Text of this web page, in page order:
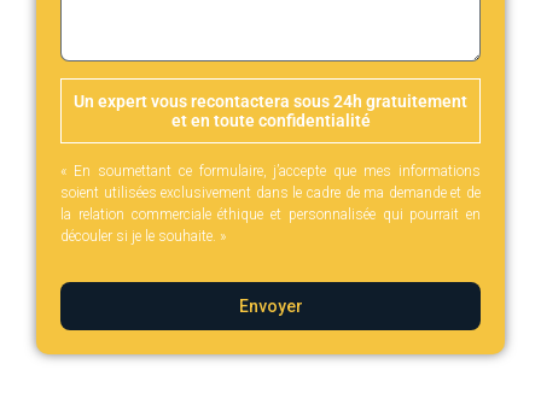
Un expert vous recontactera sous 24h gratuitement
et en toute confidentialité
« En soumettant ce formulaire, j’accepte que mes informations
soient utilisées exclusivement dans le cadre de ma demande et de
la relation commerciale éthique et personnalisée qui pourrait en
découler si je le souhaite. »
Envoyer